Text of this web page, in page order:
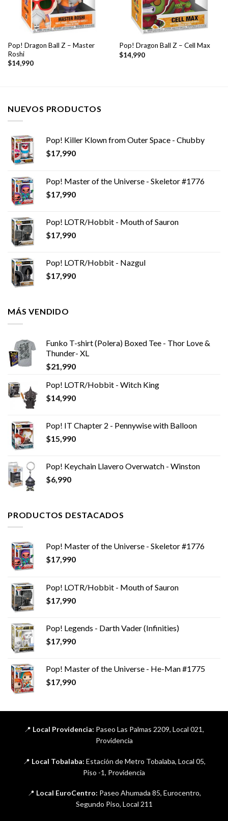
Pop! Dragon Ball Z – Master
Roshi
$14,990
Pop! Dragon Ball Z – Cell Max
$14,990
NUEVOS PRODUCTOS
Pop! Killer Klown from Outer Space - Chubby
$17,990
Pop! Master of the Universe - Skeletor #1776
$17,990
Pop! LOTR/Hobbit - Mouth of Sauron
$17,990
Pop! LOTR/Hobbit - Nazgul
$17,990
MÁS VENDIDO
Funko T-shirt (Polera) Boxed Tee - Thor Love &
Thunder- XL
$21,990
Pop! LOTR/Hobbit - Witch King
$14,990
Pop! IT Chapter 2 - Pennywise with Balloon
$15,990
Pop! Keychain Llavero Overwatch - Winston
$6,990
PRODUCTOS DESTACADOS
Pop! Master of the Universe - Skeletor #1776
$17,990
Pop! LOTR/Hobbit - Mouth of Sauron
$17,990
Pop! Legends - Darth Vader (Infinities)
$17,990
Pop! Master of the Universe - He-Man #1775
$17,990
📍 Local Providencia: Paseo Las Palmas 2209, Local 021,
Providencia
📍 Local Tobalaba: Estación de Metro Tobalaba, Local 05,
Piso -1, Providencia
📍 Local EuroCentro: Paseo Ahumada 85, Eurocentro,
Segundo Piso, Local 211